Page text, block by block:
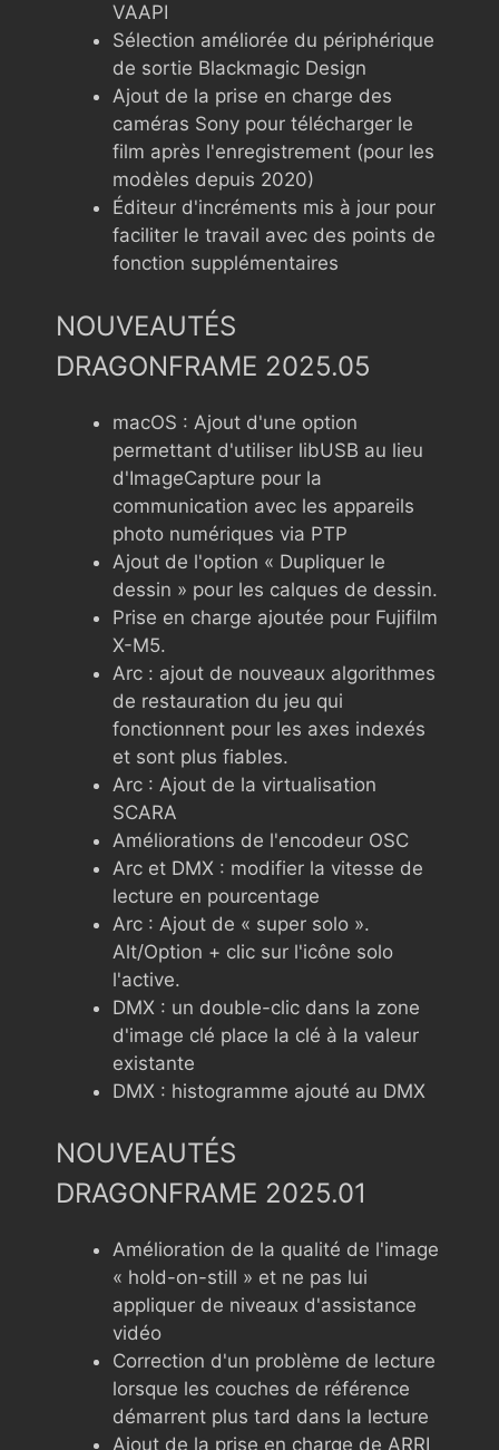
VAAPI
Sélection améliorée du périphérique
de sortie Blackmagic Design
Ajout de la prise en charge des
caméras Sony pour télécharger le
film après l'enregistrement (pour les
modèles depuis 2020)
Éditeur d'incréments mis à jour pour
faciliter le travail avec des points de
fonction supplémentaires
NOUVEAUTÉS
DRAGONFRAME 2025.05
macOS : Ajout d'une option
permettant d'utiliser libUSB au lieu
d'ImageCapture pour la
communication avec les appareils
photo numériques via PTP
Ajout de l'option « Dupliquer le
dessin » pour les calques de dessin.
Prise en charge ajoutée pour Fujifilm
X-M5.
Arc : ajout de nouveaux algorithmes
de restauration du jeu qui
fonctionnent pour les axes indexés
et sont plus fiables.
Arc : Ajout de la virtualisation
SCARA
Améliorations de l'encodeur OSC
Arc et DMX : modifier la vitesse de
lecture en pourcentage
Arc : Ajout de « super solo ».
Alt/Option + clic sur l'icône solo
l'active.
DMX : un double-clic dans la zone
d'image clé place la clé à la valeur
existante
DMX : histogramme ajouté au DMX
NOUVEAUTÉS
DRAGONFRAME 2025.01
Amélioration de la qualité de l'image
« hold-on-still » et ne pas lui
appliquer de niveaux d'assistance
vidéo
Correction d'un problème de lecture
lorsque les couches de référence
démarrent plus tard dans la lecture
Ajout de la prise en charge de ARRI